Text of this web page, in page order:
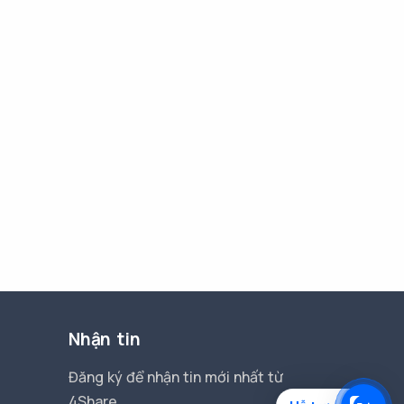
Nhận tin
Đăng ký để nhận tin mới nhất từ